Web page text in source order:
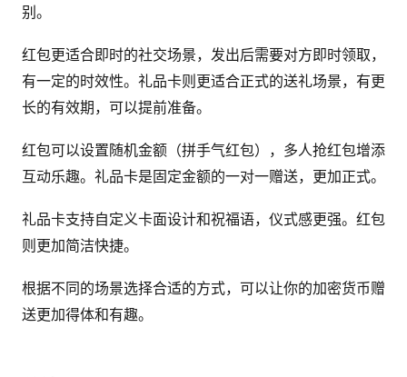
别。
红包更适合即时的社交场景，发出后需要对方即时领取，
有一定的时效性。礼品卡则更适合正式的送礼场景，有更
长的有效期，可以提前准备。
红包可以设置随机金额（拼手气红包），多人抢红包增添
互动乐趣。礼品卡是固定金额的一对一赠送，更加正式。
礼品卡支持自定义卡面设计和祝福语，仪式感更强。红包
则更加简洁快捷。
根据不同的场景选择合适的方式，可以让你的加密货币赠
送更加得体和有趣。